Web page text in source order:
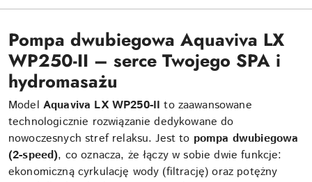
Pompa dwubiegowa Aquaviva LX
WP250-II – serce Twojego SPA i
hydromasażu
Model Aquaviva LX WP250-II to zaawansowane
technologicznie rozwiązanie dedykowane do
nowoczesnych stref relaksu. Jest to pompa dwubiegowa
(2-speed), co oznacza, że łączy w sobie dwie funkcje:
ekonomiczną cyrkulację wody (filtrację) oraz potężny